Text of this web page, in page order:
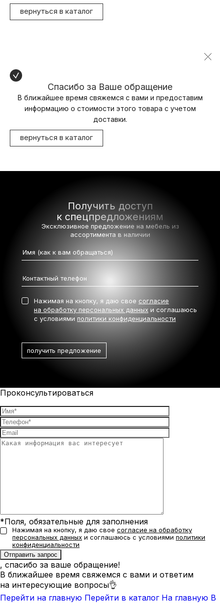
вернуться в каталог
Спасибо за Ваше обращение
В ближайшее время свяжемся с вами и предоставим
информацию о стоимости этого товара с учетом
доставки.
вернуться в каталог
Получить доступ
к спецпредложениям
Эксклюзивное предложение на мебель из
ассортимента в наличии
Нажимая на кнопку, я даю свое согласие
на обработку персональных данных и соглашаюсь
с условиями политики конфиденциальности
Проконсультироваться
*Поля, обязательные для заполнения
Нажимая на кнопку, я даю свое согласие на обработку
персональных данных и соглашаюсь с условиями политики
конфиденциальности
, спасибо за ваше обращение!
В ближайшее время свяжемся с вами и ответим
на интересующие вопросы👌
Перейти на главную Перейти в каталог На главную В